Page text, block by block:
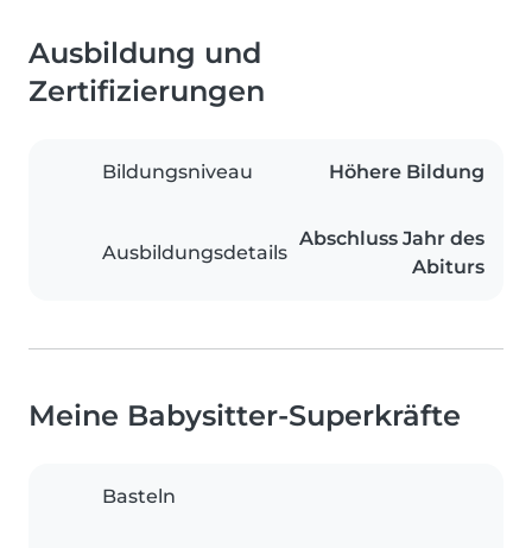
Ausbildung und
Zertifizierungen
Bildungsniveau Höhere Bildung
Ausbildungsdetails
Abschluss Jahr des
Abiturs
Meine Babysitter-Superkräfte
Basteln